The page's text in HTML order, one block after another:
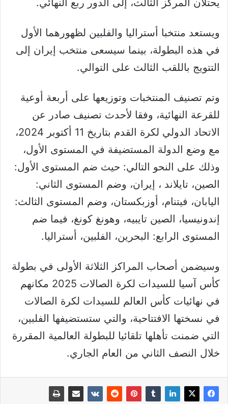
ويستعد منتخبا أستراليا والفلبين لظهورهما الأول
في هذه البطولة، بينما سيسعى منتخب إيران إلى
التتويج باللقب الثالث على التوالي.
وتم تصنيف المنتخبات وتوزيعها على أربعة أوعية
للقرعة النهائية، وفقا لأحدث تصنيف صادر عن
الاتحاد الدولي لكرة القدم بتاريخ 11 أكتوبر 2024،
مع وضع الدولة المستضيفة في المستوى الأول،
وذلك على النحو التالي: حيث ضم المستوى الأول:
الصين، تايلاند ، إيران، وضم المستوى الثاني:
اليابان، فيتنام، أوزبكستان، وضم المستوى الثالث:
إندونيسيا، الصين تايبيه، وهونغ كونغ، فيما ضم
المستوى الرابع: البحرين، الفلبين، أستراليا.
وسيضمن أصحاب المراكز الثلاثة الأولى في بطولة
كأس آسيا للسيدات لكرة الصالات 2025 مكانهم
في نهائيات كأس العالم للسيدات لكرة الصالات
في نسختها الافتتاحية، والتي ستستضيفها الفلبين،
التي ضمنت تأهلها تلقائيا للبطولة العالمية المقررة
خلال النصف الثاني من العام الجاري.